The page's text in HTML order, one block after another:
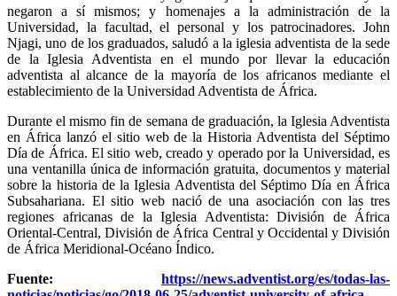
negaron a sí mismos; y homenajes a la administración de la
Universidad, la facultad, el personal y los patrocinadores. John
Njagi, uno de los graduados, saludó a la iglesia adventista de la sede
de la Iglesia Adventista en el mundo por llevar la educación
adventista al alcance de la mayoría de los africanos mediante el
establecimiento de la Universidad Adventista de África.
Durante el mismo fin de semana de graduación, la Iglesia Adventista
en África lanzó el sitio web de la Historia Adventista del Séptimo
Día de África. El sitio web, creado y operado por la Universidad, es
una ventanilla única de información gratuita, documentos y material
sobre la historia de la Iglesia Adventista del Séptimo Día en África
Subsahariana. El sitio web nació de una asociación con las tres
regiones africanas de la Iglesia Adventista: División de África
Oriental-Central, División de África Central y Occidental y División
de África Meridional-Océano Índico.
Fuente: https://news.adventist.org/es/todas-las-